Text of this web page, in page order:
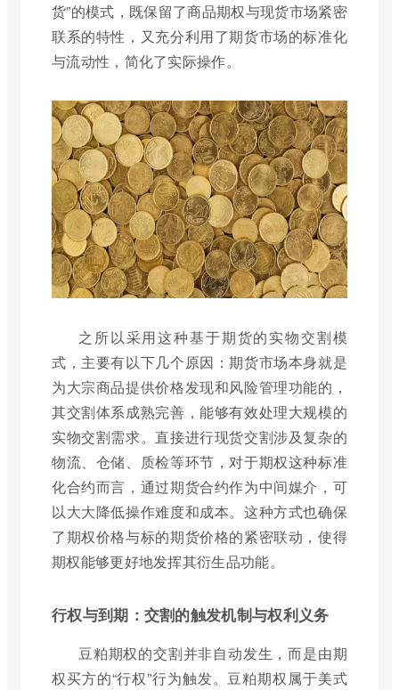
货”的模式，既保留了商品期权与现货市场紧密
联系的特性，又充分利用了期货市场的标准化
与流动性，简化了实际操作。
之所以采用这种基于期货的实物交割模
式，主要有以下几个原因：期货市场本身就是
为大宗商品提供价格发现和风险管理功能的，
其交割体系成熟完善，能够有效处理大规模的
实物交割需求。直接进行现货交割涉及复杂的
物流、仓储、质检等环节，对于期权这种标准
化合约而言，通过期货合约作为中间媒介，可
以大大降低操作难度和成本。这种方式也确保
了期权价格与标的期货价格的紧密联动，使得
期权能够更好地发挥其衍生品功能。
行权与到期：交割的触发机制与权利义务
豆粕期权的交割并非自动发生，而是由期
权买方的“行权”行为触发。豆粕期权属于美式